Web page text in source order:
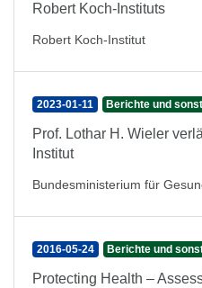
Robert Koch-Instituts
Robert Koch-Institut
2023-01-11 Berichte und
Prof. Lothar H. Wieler
Institut
Bundesministerium für
2016-05-24 Berichte und
Protecting Health –